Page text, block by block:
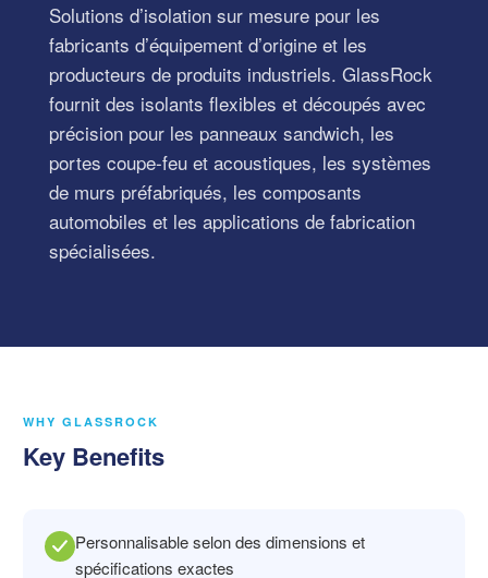
Solutions d’isolation sur mesure pour les
fabricants d’équipement d’origine et les
producteurs de produits industriels. GlassRock
fournit des isolants flexibles et découpés avec
précision pour les panneaux sandwich, les
portes coupe-feu et acoustiques, les systèmes
de murs préfabriqués, les composants
automobiles et les applications de fabrication
spécialisées.
WHY GLASSROCK
Key Benefits
Personnalisable selon des dimensions et
spécifications exactes